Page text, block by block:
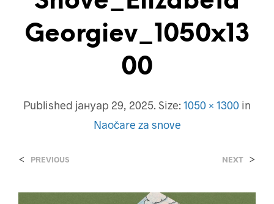
Georgiev_1050x13
00
Published јануар 29, 2025. Size: 1050 × 1300 in
Naočare za snove
< PREVIOUS NEXT >